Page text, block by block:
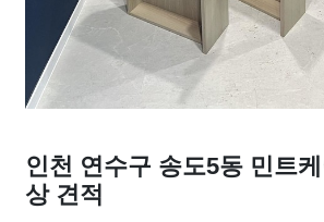
인천 연수구 송도5동 민트
상 견적